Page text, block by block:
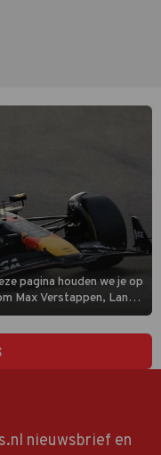
pagina houden we je op
Max Verstappen, Lando
nieuwsbrief en